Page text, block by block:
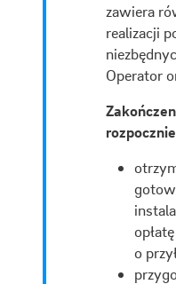
zawiera
realizacji
Operator
o